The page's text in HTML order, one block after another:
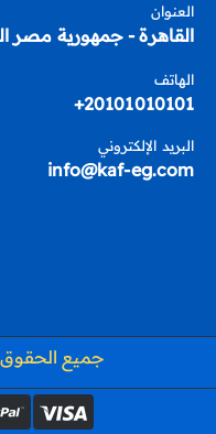
العنوان
القاهرة - جمهورية مصر
الهاتف
20101010101+
البريد الإلكتروني
info@kaf-eg.com
جميع الحقوق